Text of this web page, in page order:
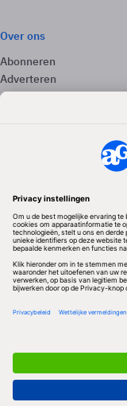
Over ons
Abonneren
Adverteren
Contact
Redactionele partner